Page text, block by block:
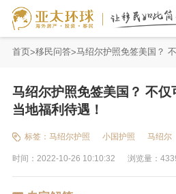
首页 移民问答
马绍尔护照免签美国？ 不
当地福利待遇！
标签： 马绍尔护照 小国护照 马绍尔
时间：2022-10-26 10:10:32 浏览量：